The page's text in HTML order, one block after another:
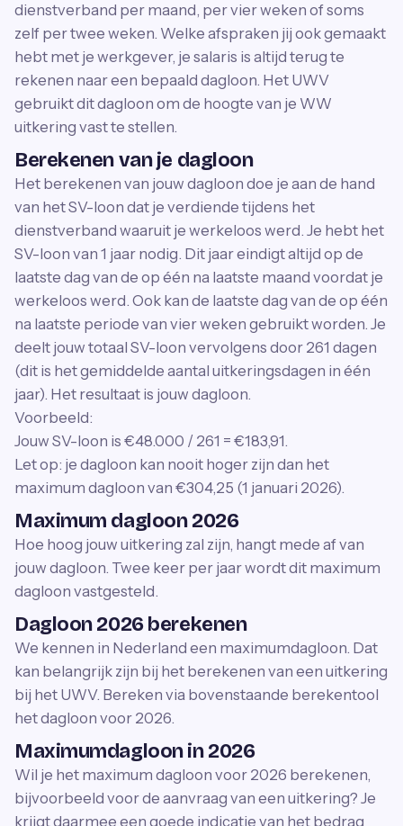
dienstverband per maand, per vier weken of soms
zelf per twee weken. Welke afspraken jij ook gemaakt
hebt met je werkgever, je salaris is altijd terug te
rekenen naar een bepaald dagloon. Het UWV
gebruikt dit dagloon om de hoogte van je WW
uitkering vast te stellen.
Berekenen van je dagloon
Het berekenen van jouw dagloon doe je aan de hand
van het SV-loon dat je verdiende tijdens het
dienstverband waaruit je werkeloos werd. Je hebt het
SV-loon van 1 jaar nodig. Dit jaar eindigt altijd op de
laatste dag van de op één na laatste maand voordat je
werkeloos werd. Ook kan de laatste dag van de op één
na laatste periode van vier weken gebruikt worden. Je
deelt jouw totaal SV-loon vervolgens door 261 dagen
(dit is het gemiddelde aantal uitkeringsdagen in één
jaar). Het resultaat is jouw dagloon.
Voorbeeld:
Jouw SV-loon is €48.000 / 261 = €183,91.
Let op: je dagloon kan nooit hoger zijn dan het
maximum dagloon van €304,25 (1 januari 2026).
Maximum dagloon 2026
Hoe hoog jouw uitkering zal zijn, hangt mede af van
jouw dagloon. Twee keer per jaar wordt dit maximum
dagloon vastgesteld.
Dagloon 2026 berekenen
We kennen in Nederland een maximumdagloon. Dat
kan belangrijk zijn bij het berekenen van een uitkering
bij het UWV. Bereken via bovenstaande berekentool
het dagloon voor 2026.
Maximumdagloon in 2026
Wil je het maximum dagloon voor 2026 berekenen,
bijvoorbeeld voor de aanvraag van een uitkering? Je
krijgt daarmee een goede indicatie van het bedrag